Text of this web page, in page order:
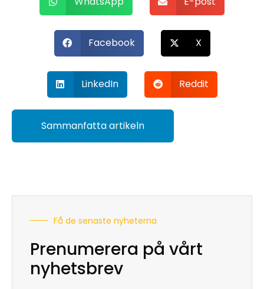
Facebook X
LinkedIn Reddit
Sammanfatta artikeln
Få de senaste nyheterna
Prenumerera på vårt
nyhetsbrev